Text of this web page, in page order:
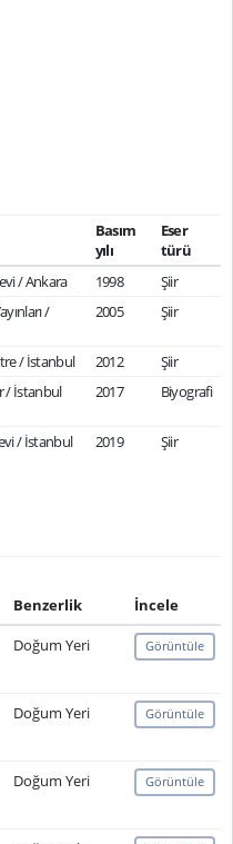
Basım
yılı
Eser
türü
/ Ankara 1998
Şiir
/
2005 Şiir
/ İstanbul 2012
Şiir
/ İstanbul 2017 Biyografi
/ İstanbul 2019 Şiir
Benzerlik
İncele
Doğum Yeri Görüntüle
Doğum Yeri Görüntüle
Doğum Yeri Görüntüle